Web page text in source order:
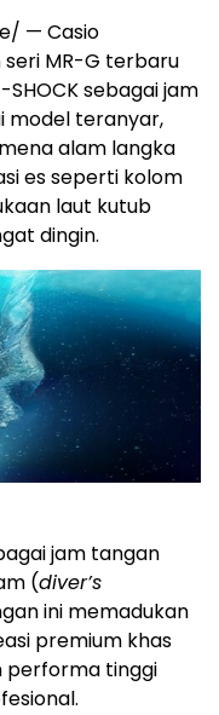
— Casio
seri MR-G terbaru
sebagai jam
model teranyar,
alam langka
es seperti kolom
laut kutub
dingin.
jam tangan
(diver’s
ini memadukan
premium khas
performa tinggi